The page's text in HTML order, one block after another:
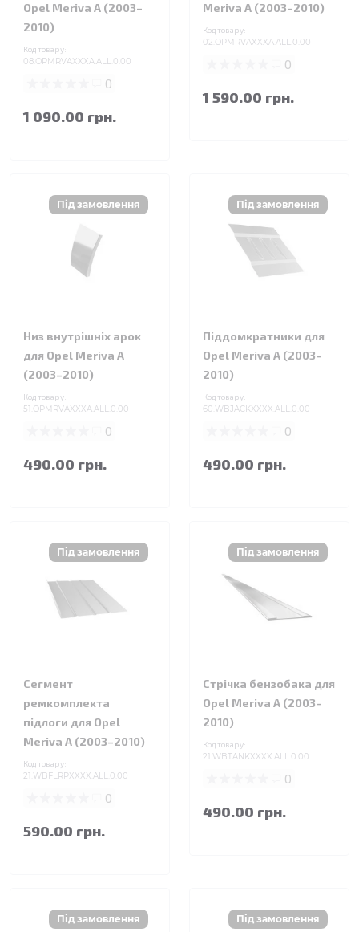
Opel Meriva A (2003–
2010)
Код товару:
08.OPMRVAXXXA.ALL.0.00
0
1 090.00 грн.
Meriva A (2003–2010)
Код товару:
02.OPMRVAXXXA.ALL.0.00
0
1 590.00 грн.
Низ внутрішніх арок
для Opel Meriva A
(2003–2010)
Код товару:
51.OPMRVAXXXA.ALL.0.00
0
490.00 грн.
Піддомкратники для
Opel Meriva A (2003–
2010)
Код товару:
60.WBJACKXXXX.ALL.0.00
0
490.00 грн.
Сегмент
ремкомплекта
підлоги для Opel
Meriva A (2003–2010)
Код товару:
21.WBFLRPXXXX.ALL.0.00
0
590.00 грн.
Стрічка бензобака для
Opel Meriva A (2003–
2010)
Код товару:
21.WBTANKXXXX.ALL.0.00
0
490.00 грн.